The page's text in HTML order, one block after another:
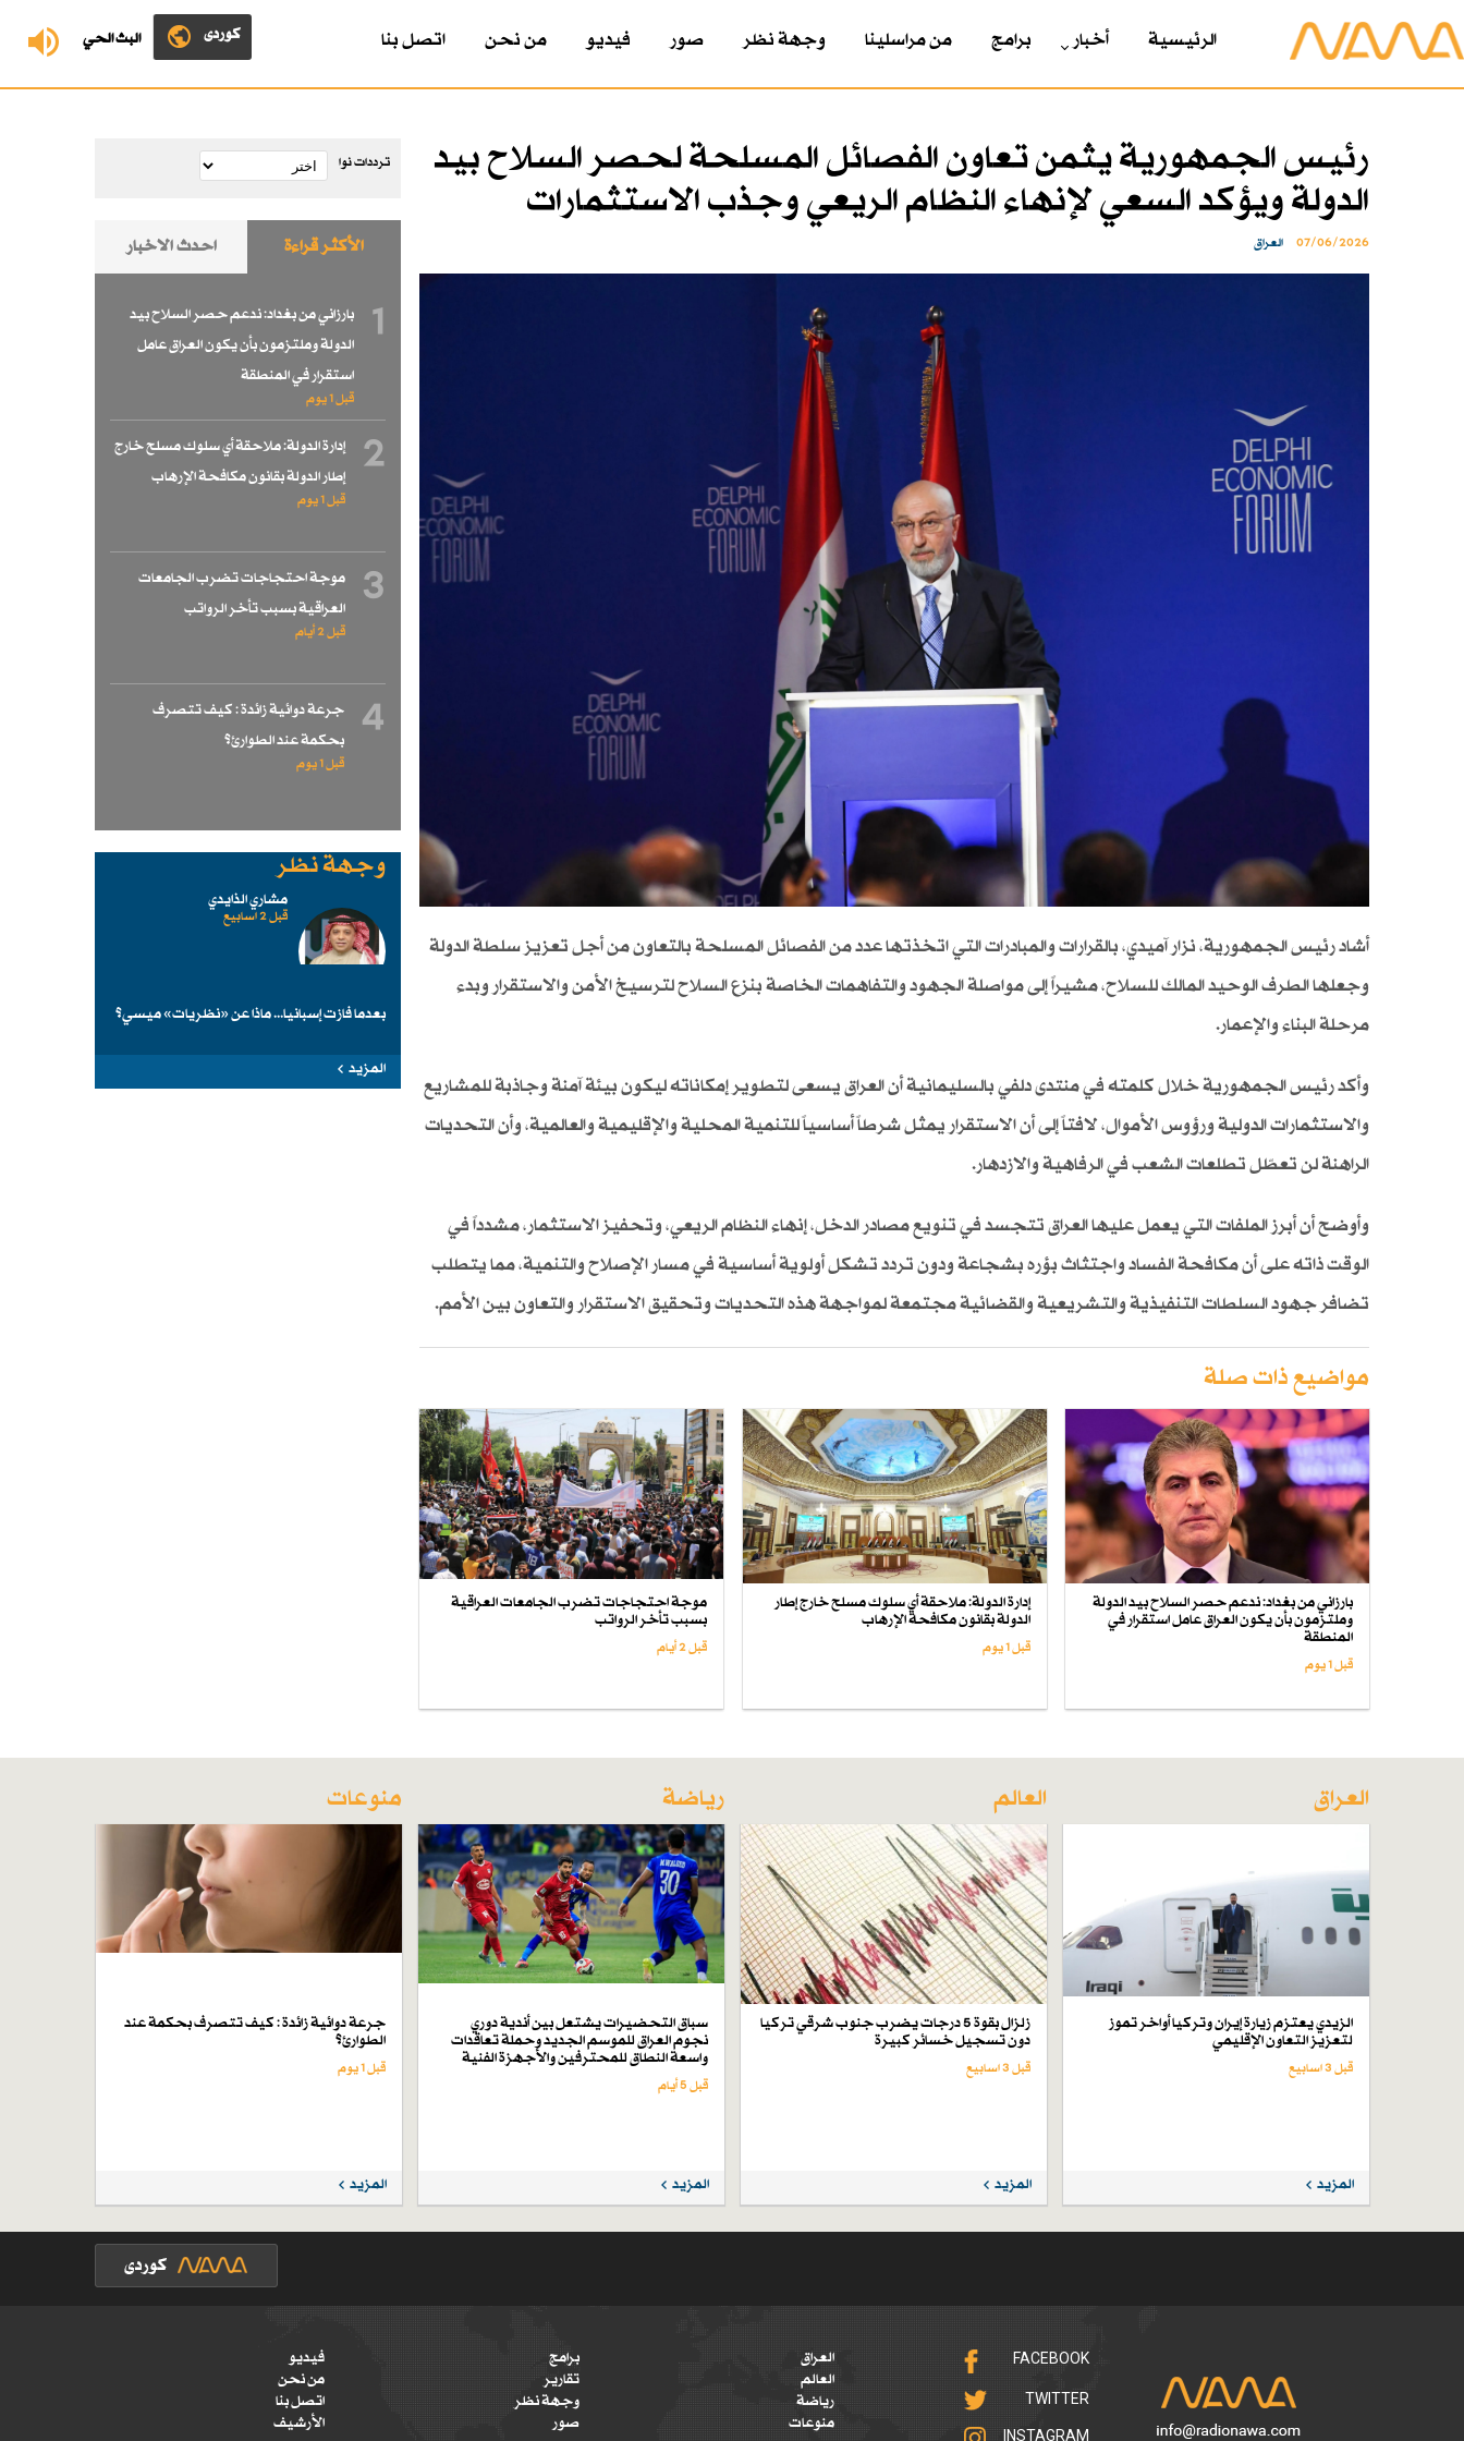
البث الحي کوردی الرئیسیة أخبار برامج من مراسلينا وجهة نظر صور فيديو من نحن اتصل بنا
رئيس الجمهورية يثمن تعاون الفصائل المسلحة لحصر السلاح بيد
الدولة ويؤكد السعي لإنهاء النظام الريعي وجذب الاستثمارات
07/06/2026 العراق
أشاد رئيس الجمهورية، نزار آميدي، بالقرارات والمبادرات التي اتخذتها عدد من الفصائل المسلحة بالتعاون من أجل تعزيز سلطة الدولة
وجعلها الطرف الوحيد المالك للسلاح، مشيراً إلى مواصلة الجهود والتفاهمات الخاصة بنزع السلاح لترسيخ الأمن والاستقرار وبدء
مرحلة البناء والإعمار.
وأكد رئيس الجمهورية خلال كلمته في منتدى دلفي بالسليمانية أن العراق يسعى لتطوير إمكاناته ليكون بيئة آمنة وجاذبة للمشاريع
والاستثمارات الدولية ورؤوس الأموال، لافتاً إلى أن الاستقرار يمثل شرطاً أساسياً للتنمية المحلية والإقليمية والعالمية، وأن التحديات
الراهنة لن تعطّل تطلعات الشعب في الرفاهية والازدهار.
وأوضح أن أبرز الملفات التي يعمل عليها العراق تتجسد في تنويع مصادر الدخل، إنهاء النظام الريعي، وتحفيز الاستثمار، مشدداً في
الوقت ذاته على أن مكافحة الفساد واجتثاث بؤره بشجاعة ودون تردد تشكل أولوية أساسية في مسار الإصلاح والتنمية، مما يتطلب
تضافر جهود السلطات التنفيذية والتشريعية والقضائية مجتمعة لمواجهة هذه التحديات وتحقيق الاستقرار والتعاون بين الأمم.
مواضيع ذات صلة
بارزاني من بغداد: ندعم حصر السلاح بيد الدولة
وملتزمون بأن يكون العراق عامل استقرار في
المنطقة
قبل 1 یوم
إدارة الدولة: ملاحقة أي سلوك مسلح خارج إطار
الدولة بقانون مكافحة الإرهاب
قبل 1 یوم
موجة احتجاجات تضرب الجامعات العراقية
بسبب تأخر الرواتب
قبل 2 أيام
ترددات نوا
الأكثر قراءة احدث الاخبار
1
بارزاني من بغداد: ندعم حصر السلاح بيد
الدولة وملتزمون بأن يكون العراق عامل
استقرار في المنطقة
قبل 1 یوم
2
إدارة الدولة: ملاحقة أي سلوك مسلح خارج
إطار الدولة بقانون مكافحة الإرهاب
قبل 1 یوم
3
موجة احتجاجات تضرب الجامعات
العراقية بسبب تأخر الرواتب
قبل 2 أيام
4
جرعة دوائية زائدة : كيف تتصرف
بحكمة عند الطوارئ؟
قبل 1 یوم
وجهة نظر
مشاري الذايدي
قبل 2 اسابیع
بعدما فازت إسبانيا... ماذا عن «نظريات» ميسي؟
المزيد
العراق
الزيدي يعتزم زيارة إيران وتركيا أواخر تموز
لتعزيز التعاون الإقليمي
قبل 3 اسابیع
المزيد
العالم
زلزال بقوة 5 درجات يضرب جنوب شرقي تركيا
دون تسجيل خسائر كبيرة
قبل 3 اسابیع
المزيد
رياضة
سباق التحضيرات يشتعل بين أندية دوري
نجوم العراق للموسم الجديد وحملة تعاقدات
واسعة النطاق للمحترفين والأجهزة الفنية
قبل 5 أيام
المزيد
منوعات
جرعة دوائية زائدة : كيف تتصرف بحكمة عند
الطوارئ؟
قبل 1 یوم
المزيد
FACEBOOK
TWITTER
INSTAGRAM
العراق
العالم
رياضة
منوعات
برامج
تقارير
وجهة نظر
صور
فيديو
من نحن
اتصل بنا
الأرشيف